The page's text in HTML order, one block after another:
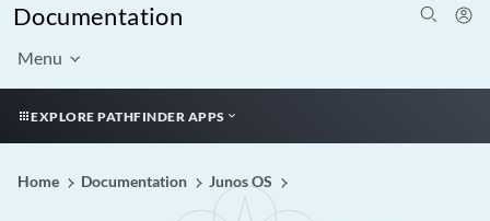
Documentation
Menu
EXPLORE PATHFINDER APPS
Home Documentation Junos OS